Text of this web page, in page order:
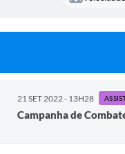
21 SET 2022 - 13H28
Campanha de